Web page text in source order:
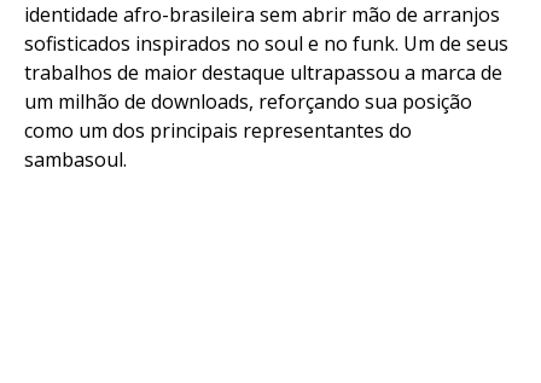
identidade afro-brasileira sem abrir mão de arranjos
sofisticados inspirados no soul e no funk. Um de seus
trabalhos de maior destaque ultrapassou a marca de
um milhão de downloads, reforçando sua posição
como um dos principais representantes do
sambasoul.